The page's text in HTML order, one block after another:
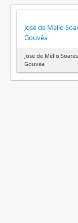
José de Mello
Gouvêa
José de Mello
Gouvêa